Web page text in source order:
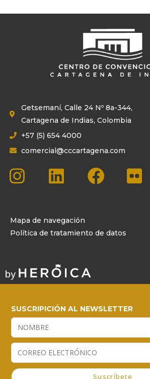
Getsemaní, Calle 24 Nº 8a-344,
Cartagena de Indias, Colombia
+57 (5) 654 4000
comercial@cccartagena.com
Mapa de navegación
Política de tratamiento de datos
SUSCRIPICIÓN AL NEWSLETTER